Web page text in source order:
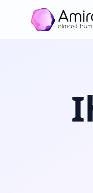
Zum Hauptinhalt springen